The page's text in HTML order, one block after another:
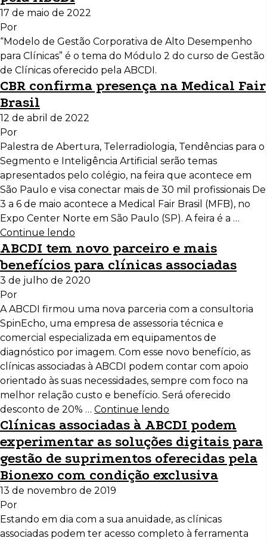
17 de maio de 2022
Por
“Modelo de Gestão Corporativa de Alto Desempenho
para Clínicas” é o tema do Módulo 2 do curso de Gestão
de Clínicas oferecido pela ABCDI.
CBR confirma presença na Medical Fair
Brasil
12 de abril de 2022
Por
Palestra de Abertura, Telerradiologia, Tendências para o
Segmento e Inteligência Artificial serão temas
apresentados pelo colégio, na feira que acontece em
São Paulo e visa conectar mais de 30 mil profissionais De
3 a 6 de maio acontece a Medical Fair Brasil (MFB), no
Expo Center Norte em São Paulo (SP). A feira é a …
Continue lendo
ABCDI tem novo parceiro e mais
benefícios para clínicas associadas
3 de julho de 2020
Por
A ABCDI firmou uma nova parceria com a consultoria
SpinEcho, uma empresa de assessoria técnica e
comercial especializada em equipamentos de
diagnóstico por imagem. Com esse novo benefício, as
clínicas associadas à ABCDI podem contar com apoio
orientado às suas necessidades, sempre com foco na
melhor relação custo e benefício. Será oferecido
desconto de 20% … Continue lendo
Clínicas associadas à ABCDI podem
experimentar as soluções digitais para
gestão de suprimentos oferecidas pela
Bionexo com condição exclusiva
13 de novembro de 2019
Por
Estando em dia com a sua anuidade, as clínicas
associadas podem ter acesso completo à ferramenta